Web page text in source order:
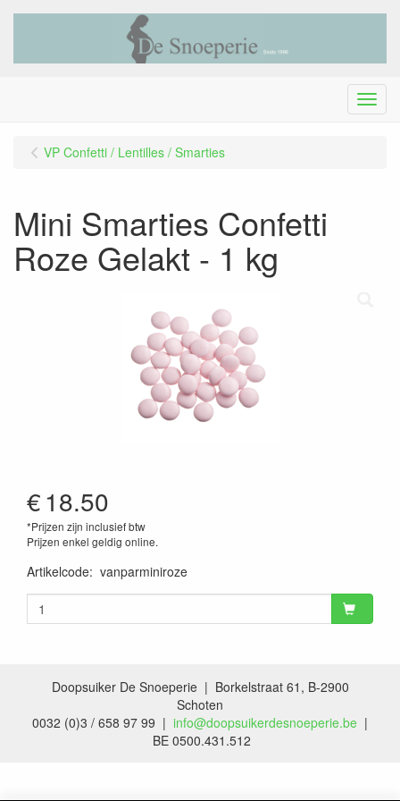
Menu
VP Confetti / Lentilles / Smarties
Mini Smarties Confetti
Roze Gelakt - 1 kg
€18.50
*Prijzen zijn inclusief btw
Prijzen enkel geldig online.
Artikelcode: vanparminiroze
Doopsuiker De Snoeperie | Borkelstraat 61, B-2900
Schoten
0032 (0)3 / 658 97 99 | info@doopsuikerdesnoeperie.be |
BE 0500.431.512